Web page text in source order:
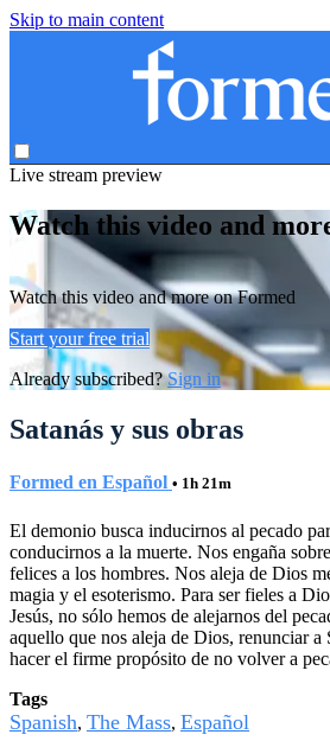
Skip to main content
Live stream preview
Watch this video and
Watch this video and more on Formed
Start your free trial
Already subscribed?Sign in
Satanás y sus obras
Formed en Español • 1h 21m
El demonio busca inducirnos al pecado
conducirnos a la muerte. Nos engaña
felices a los hombres. Nos aleja de Dios
magia y el esoterismo. Para ser fieles a
Jesús, no sólo hemos de alejarnos del
aquello que nos aleja de Dios, renunciar a
hacer el firme propósito de no volver a
Tags
Spanish, The Mass, Español